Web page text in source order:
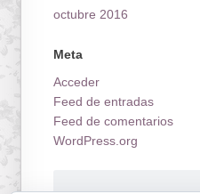
octubre 2016
Meta
Acceder
Feed de entradas
Feed de comentarios
WordPress.org